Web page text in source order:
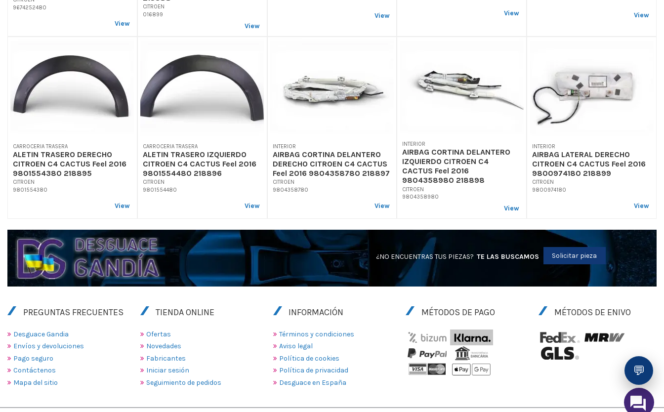
9674252480
View
CITROEN
016899
View
View View View
CARROCERIA TRASERA
ALETIN TRASERO DERECHO
CITROEN C4 CACTUS Feel 2016
9801554380 218895
CITROEN
9801554380
View
CARROCERIA TRASERA
ALETIN TRASERO IZQUIERDO
CITROEN C4 CACTUS Feel 2016
9801554480 218896
CITROEN
9801554480
View
INTERIOR
AIRBAG CORTINA DELANTERO
DERECHO CITROEN C4 CACTUS
Feel 2016 9804358780 218897
CITROEN
9804358780
View
INTERIOR
AIRBAG CORTINA DELANTERO
IZQUIERDO CITROEN C4
CACTUS Feel 2016
9804358980 218898
CITROEN
9804358980
View
INTERIOR
AIRBAG LATERAL DERECHO
CITROEN C4 CACTUS Feel 2016
9800974180 218899
CITROEN
9800974180
View
¿NO ENCUENTRAS TUS PIEZAS? TE LAS BUSCAMOS Solicitar pieza
PREGUNTAS FRECUENTES
Desguace Gandia
Envíos y devoluciones
Pago seguro
Contáctenos
Mapa del sitio
TIENDA ONLINE
Ofertas
Novedades
Fabricantes
Iniciar sesión
Seguimiento de pedidos
INFORMACIÓN
Términos y condiciones
Aviso legal
Política de cookies
Política de privacidad
Desguace en España
MÉTODOS DE PAGO MÉTODOS DE ENIVO
💬